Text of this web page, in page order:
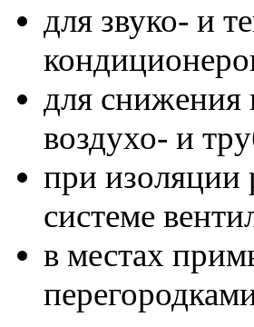
для звуко- и
для снижения
воздухо- и
при изоляции
системе
в местах